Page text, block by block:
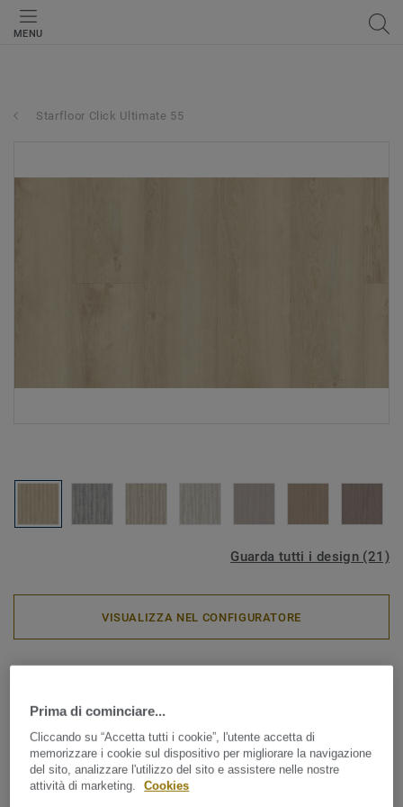
MENU
Starfloor Click Ultimate 55
Guarda tutti i design (21)
VISUALIZZA NEL CONFIGURATORE
Starfloor Click Ultimate 55 -
35992000 Stylish Oak Natural
La soluzione ideale per ristrutturazioni facili e veloci nella
tua casa. Starfloor Click Ultimate, il nostro nuovo
Prima di cominciare...
Cliccando su “Accetta tutti i cookie”, l'utente accetta di
memorizzare i cookie sul dispositivo per migliorare la navigazione
del sito, analizzare l'utilizzo del sito e assistere nelle nostre
attività di marketing.
Cookies